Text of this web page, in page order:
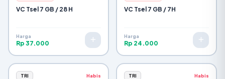
VC Tsel 7 GB / 28 H
Harga
Rp 37.000
VC Tsel 7 GB / 7H
Harga
Rp 24.000
TRI Habis TRI Habis